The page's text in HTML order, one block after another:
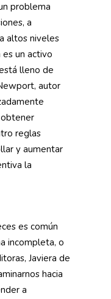
problema
a
altos niveles
un activo
lleno de
autor
reglas
y aumentar
la
es común
incompleta, o
Javiera de
hacia
a